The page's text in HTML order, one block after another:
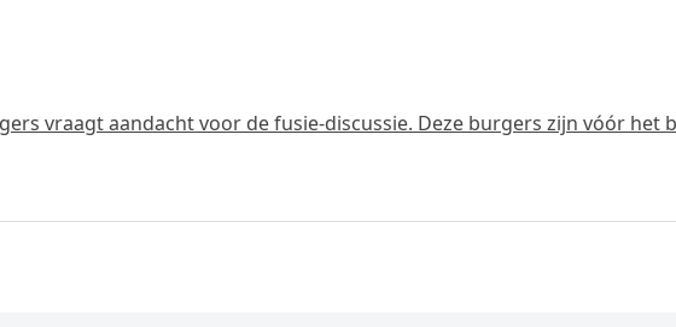
vraagt aandacht voor de fusie-discussie. Deze burgers zijn vóór het